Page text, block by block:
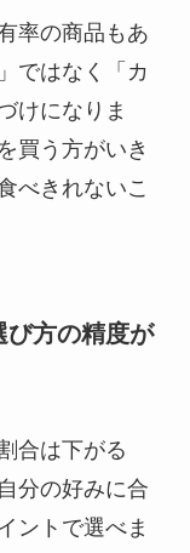
率の商品もあ
ではなく「カ
けになりま
買う方がいき
べきれないこ
び方の精度が
合は下がる
分の好みに合
ントで選べま